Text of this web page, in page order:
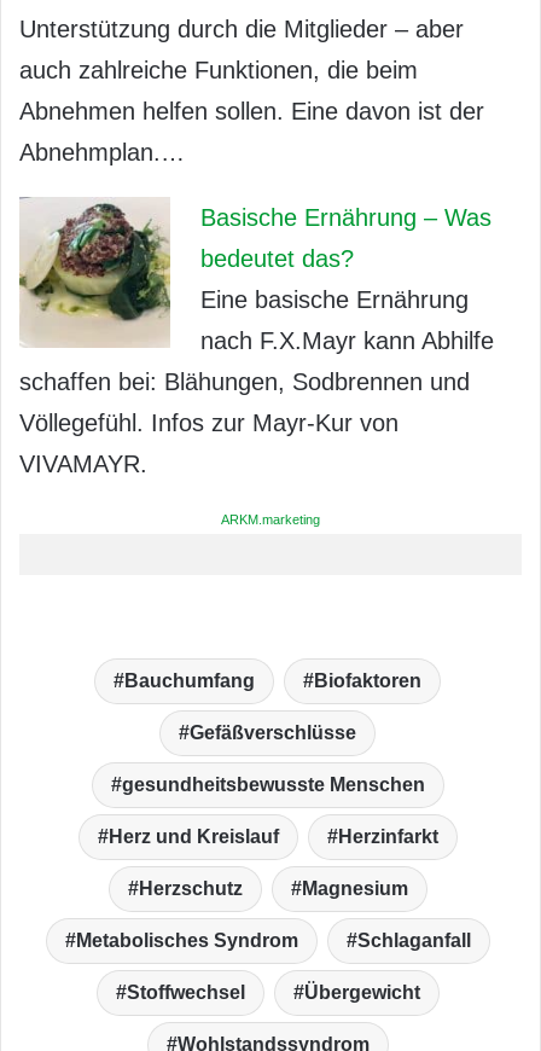
Unterstützung durch die Mitglieder – aber
auch zahlreiche Funktionen, die beim
Abnehmen helfen sollen. Eine davon ist der
Abnehmplan.…
Basische Ernährung – Was
bedeutet das?
Eine basische Ernährung
nach F.X.Mayr kann Abhilfe
schaffen bei: Blähungen, Sodbrennen und
Völlegefühl. Infos zur Mayr-Kur von
VIVAMAYR.
ARKM.marketing
Bauchumfang Biofaktoren
Gefäßverschlüsse
gesundheitsbewusste Menschen
Herz und Kreislauf Herzinfarkt
Herzschutz Magnesium
Metabolisches Syndrom Schlaganfall
Stoffwechsel Übergewicht
Wohlstandssyndrom